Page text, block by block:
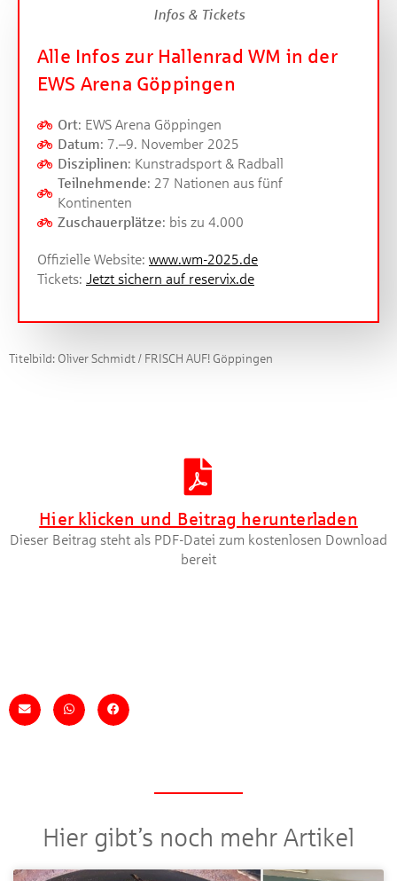
Infos & Tickets
Alle Infos zur Hallenrad WM in der
EWS Arena Göppingen
Ort: EWS Arena Göppingen
Datum: 7.–9. November 2025
Disziplinen: Kunstradsport & Radball
Teilnehmende: 27 Nationen aus fünf
Kontinenten
Zuschauerplätze: bis zu 4.000
Offizielle Website: www.wm-2025.de
Tickets: Jetzt sichern auf reservix.de
Titelbild: Oliver Schmidt / FRISCH AUF! Göppingen
Hier klicken und Beitrag herunterladen
Dieser Beitrag steht als PDF-Datei zum kostenlosen Download
bereit
Hier gibt’s noch mehr Artikel